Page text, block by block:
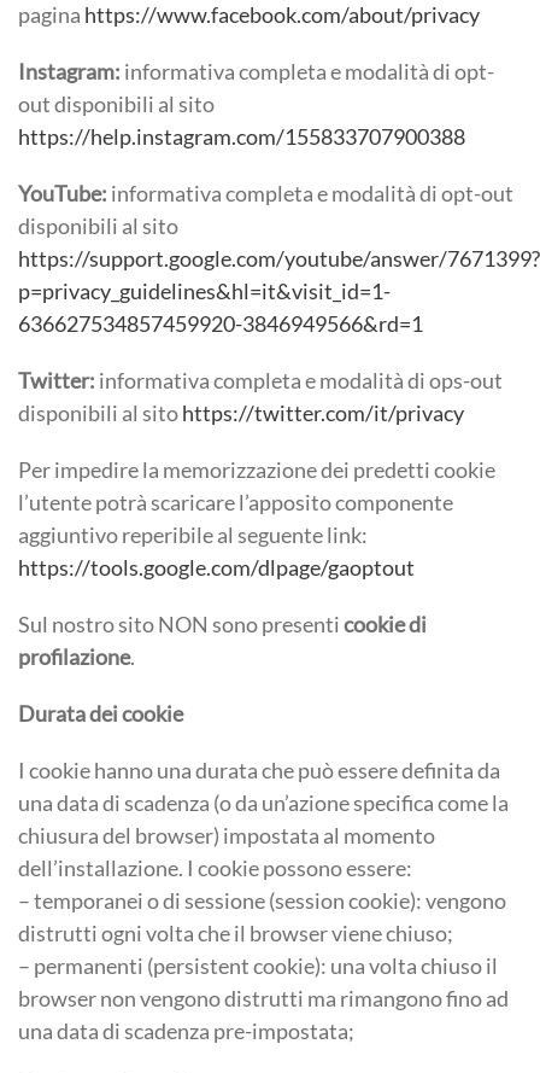
pagina https://www.facebook.com/about/privacy
Instagram: informativa completa e modalità di opt-
out disponibili al sito
https://help.instagram.com/155833707900388
YouTube: informativa completa e modalità di opt-out
disponibili al sito
https://support.google.com/youtube/answer/7671399?
p=privacy_guidelines&hl=it&visit_id=1-
636627534857459920-3846949566&rd=1
Twitter: informativa completa e modalità di ops-out
disponibili al sitohttps://twitter.com/it/privacy
Per impedire la memorizzazione dei predetti cookie
l’utente potrà scaricare l’apposito componente
aggiuntivo reperibile al seguente link:
https://tools.google.com/dlpage/gaoptout
Sul nostro sito NON sono presenticookie di
profilazione.
Durata dei cookie
I cookie hanno una durata che può essere definita da
una data di scadenza (o da un’azione specifica come la
chiusura del browser) impostata al momento
dell’installazione. I cookie possono essere:
– temporanei o di sessione (session cookie): vengono
distrutti ogni volta che il browser viene chiuso;
– permanenti (persistent cookie): una volta chiuso il
browser non vengono distrutti ma rimangono fino ad
una data di scadenza pre-impostata;